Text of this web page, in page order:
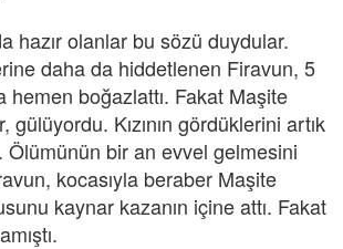
hazır olanlar bu sözü duydular.
daha da hiddetlenen Firavun, 5
hemen boğazlattı. Fakat Maşite
gülüyordu. Kızının gördüklerini artık
Ölümünün bir an evvel gelmesini
kocasıyla beraber Maşite
kaynar kazanın içine attı. Fakat